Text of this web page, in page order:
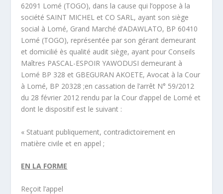
62091 Lomé (TOGO), dans la cause qui l’oppose à la
société SAINT MICHEL et CO SARL, ayant son siège
social à Lomé, Grand Marché d’ADAWLATO, BP 60410
Lomé (TOGO), représentée par son gérant demeurant
et domicilié ès qualité audit siège, ayant pour Conseils
Maîtres PASCAL-ESPOIR YAWODUSI demeurant à
Lomé BP 328 et GBEGURAN AKOETE, Avocat à la Cour
à Lomé, BP 20328 ;en cassation de l’arrêt N° 59/2012
du 28 février 2012 rendu par la Cour d’appel de Lomé et
dont le dispositif est le suivant :
« Statuant publiquement, contradictoirement en
matière civile et en appel ;
EN LA FORME
Reçoit l’appel